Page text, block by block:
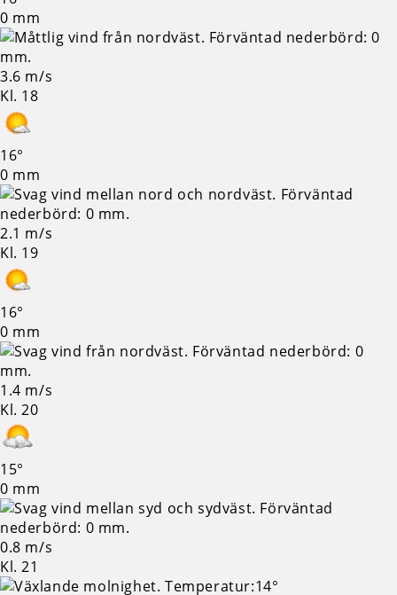
0 mm
3.6 m/s
Kl. 18
16°
0 mm
2.1 m/s
Kl. 19
16°
0 mm
1.4 m/s
Kl. 20
15°
0 mm
0.8 m/s
Kl. 21